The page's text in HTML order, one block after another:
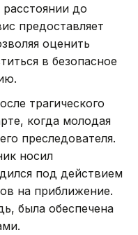
до
предоставляет
оценить
в безопасное
трагического
когда молодая
преследователя.
носил
под действием
на приближение.
была обеспечена